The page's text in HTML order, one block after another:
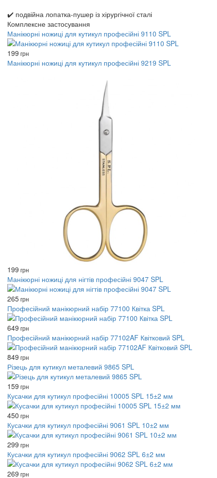
✔️ подвійна лопатка-пушер із хірургічної сталі
Комплексне застосування
Манікюрні ножиці для кутикул професійні 9110 SPL
199 грн
Манікюрні ножиці для кутикул професійні 9219 SPL
199 грн
Манікюрні ножиці для нігтів професійні 9047 SPL
265грн
Професійний манікюрний набір 77100 Квітка SPL
649 грн
Професійний манікюрний набір 77102AF Квітковий SPL
849 грн
Різець для кутикул металевий 9865 SPL
159 грн
Кусачки для кутикул професійні 10005 SPL 15±2 мм
450 грн
Кусачки для кутикул професійні 9061 SPL 10±2 мм
299 грн
Кусачки для кутикул професійні 9062 SPL 6±2 мм
269 грн